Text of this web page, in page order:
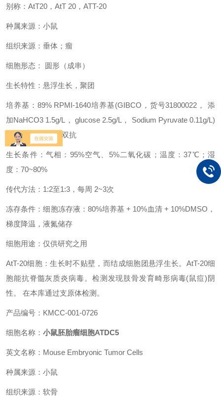
别称：AtT20，AtT 20，ATT-20
种属来源：小鼠
组织来源：垂体；瘤
细胞形态： 圆形（成串）
生长特性：悬浮生长，聚团
培养基：89% RPMI-1640培养基(GIBCO，货号31800022， 添
加NaHCO3 1.5g/L， glucose 2.5g/L， Sodium Pyruvate 0.11g/L)
+ 10% FBS + 1%双抗
生长条件：气相：95%空气、5%二氧化碳；温度：37℃；湿
度：70~80%
传代方法：1:2至1:3，每周 2~3次
冻存条件：细胞冻存液：80%培养基 + 10%血清 + 10%DMSO，
梯度降温，液氮储存
细胞用途：仅供研究之用
AtT-20细胞：生长时不贴壁，而结成细胞团悬浮生长。AtT-20细
胞能抗脊髓灰质炎病毒。检测发现肢骨发育畸形病毒(鼠痘)阴
性。 在本库通过支原体检测。
产品编号：KMCC-001-0726
细胞名称： 小鼠胚胎瘤细胞ATDC5
英文名称：Mouse Embryonic Tumor Cells
种属来源：小鼠
组织来源：软骨